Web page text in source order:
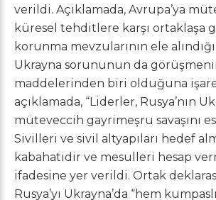
verildi. Açıklamada, Avrupa’ya
küresel tehditlere karşı ortaklaşa
korunma mevzularının ele alındığı
Ukrayna sorununun da
maddelerinden biri olduğuna
açıklamada, “Liderler, Rusya’nın
müteveccih gayrimeşru savaşını
Sivilleri ve sivil altyapıları hedef
kabahatidir ve mesulleri hesap
ifadesine yer verildi. Ortak
Rusya’yı Ukrayna’da “hem